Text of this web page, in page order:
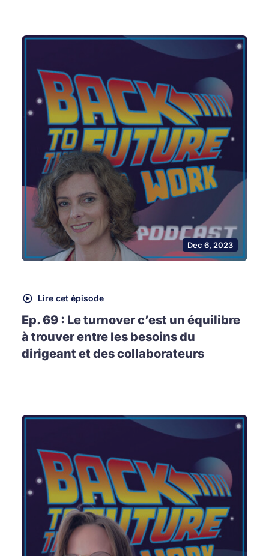
Dec 6, 2023
Lire cet épisode
Ep. 69 : Le turnover c’est un équilibre
à trouver entre les besoins du
dirigeant et des collaborateurs